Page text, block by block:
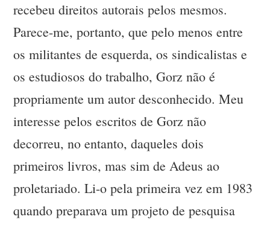
recebeu direitos autorais pelos mesmos.
Parece-me, portanto, que pelo menos entre
os militantes de esquerda, os sindicalistas e
os estudiosos do trabalho, Gorz não é
propriamente um autor desconhecido. Meu
interesse pelos escritos de Gorz não
decorreu, no entanto, daqueles dois
primeiros livros, mas sim de Adeus ao
proletariado. Li-o pela primeira vez em 1983
quando preparava um projeto de pesquisa